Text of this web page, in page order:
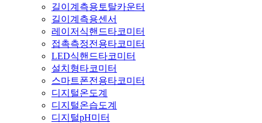
길이계측용토탈카운터
길이계측용센서
레이저식핸드타코미터
접촉측정전용타코미터
LED식핸드타코미터
설치형타코미터
스마트폰전용타코미터
디지털온도계
디지털온습도계
디지털pH미터